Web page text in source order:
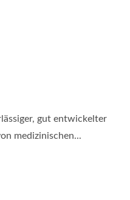
gut entwickelter
medizinischen...